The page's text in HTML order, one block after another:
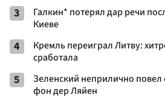
3
Галкин* потерял дар речи
Киеве
4
Кремль переиграл Литву:
сработала
5
Зеленский неприлично повел
фон дер Ляйен